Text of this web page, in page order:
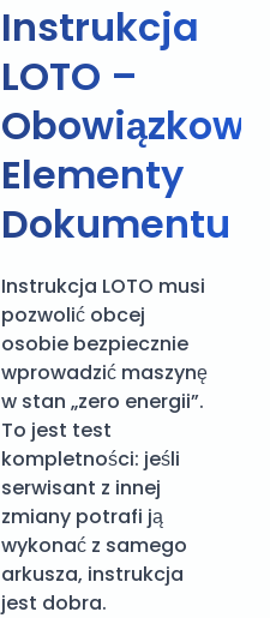
Instrukcja
LOTO –
Obowiązkowe
Elementy
Dokumentu
Instrukcja LOTO musi
pozwolić obcej
osobie bezpiecznie
wprowadzić maszynę
w stan „zero energii”.
To jest test
kompletności: jeśli
serwisant z innej
zmiany potrafi ją
wykonać z samego
arkusza, instrukcja
jest dobra.